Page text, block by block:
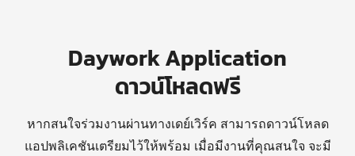
Daywork Application
ดาวน์โหลดฟรี
หากสนใจร่วมงานผ่านทางเดย์เวิร์ค สามารถดาวน์โหลด
แอปพลิเคชันเตรียมไว้ให้พร้อม เมื่อมีงานที่คุณสนใจ จะมี